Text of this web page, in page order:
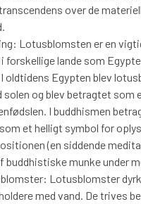
over de
Lotusblomsten er en
forskellige lande som
oldtidens Egypten blev
solen og blev betragtet som
I buddhismen
et helligt symbol for
(en siddende
buddhistiske munke under
Lotusblomster
med vand. De trives